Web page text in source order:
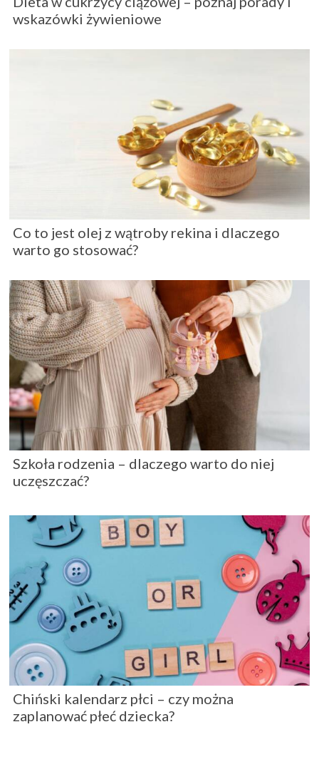
wskazówki żywieniowe
Co to jest olej z wątroby rekina i dlaczego
warto go stosować?
Szkoła rodzenia – dlaczego warto do niej
uczęszczać?
Chiński kalendarz płci – czy można
zaplanować płeć dziecka?